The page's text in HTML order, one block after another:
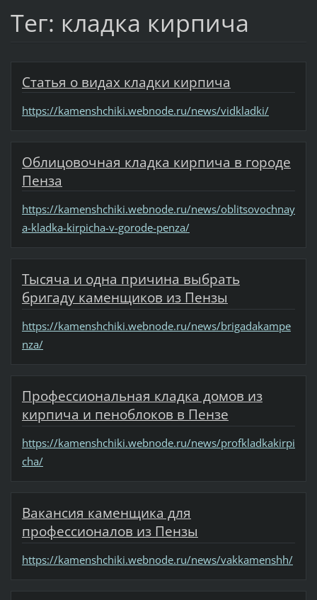
Тег: кладка кирпича
Статья о видах кладки кирпича
https://kamenshchiki.webnode.ru/news/vidkladki/
Облицовочная кладка кирпича в городе
Пенза
https://kamenshchiki.webnode.ru/news/oblitsovochnay
a-kladka-kirpicha-v-gorode-penza/
Тысяча и одна причина выбрать
бригаду каменщиков из Пензы
https://kamenshchiki.webnode.ru/news/brigadakampe
nza/
Профессиональная кладка домов из
кирпича и пеноблоков в Пензе
https://kamenshchiki.webnode.ru/news/profkladkakirpi
cha/
Вакансия каменщика для
профессионалов из Пензы
https://kamenshchiki.webnode.ru/news/vakkamenshh/